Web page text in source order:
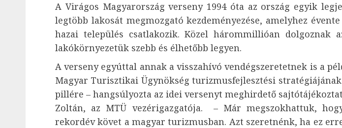
A Virágos Magyarország verseny 1994 óta az ország egyik
legtöbb lakosát megmozgató kezdeményezése, amelyhez
hazai település csatlakozik. Közel hárommillióan dolgoznak
lakókörnyezetük szebb és élhetőbb legyen.
A verseny egyúttal annak a visszahívó vendégszeretetnek is a
Magyar Turisztikai Ügynökség turizmusfejlesztési
pillére – hangsúlyozta az idei versenyt meghirdető
Zoltán, az MTÜ vezérigazgatója. – Már megszokhattuk,
rekordév követ a magyar turizmusban. Azt szeretnénk, ha ez